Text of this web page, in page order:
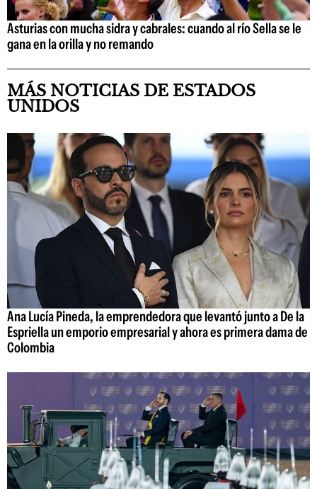
Asturias con mucha sidra y cabrales: cuando al río Sella se le
gana en la orilla y no remando
MÁS NOTICIAS DE ESTADOS
UNIDOS
Ana Lucía Pineda, la emprendedora que levantó junto a De la
Espriella un emporio empresarial y ahora es primera dama de
Colombia